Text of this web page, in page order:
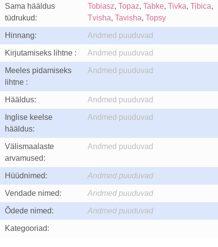
Sama hääldus
tüdrukud:
Tobiasz, Topaz, Tabke, Tivka, Tibica,
Tvisha, Tavisha, Topsy
Hinnang: Andmed puuduvad
Kirjutamiseks lihtne : Andmed puuduvad
Meeles pidamiseks
lihtne :
Andmed puuduvad
Hääldus: Andmed puuduvad
Inglise keelse
hääldus:
Andmed puuduvad
Välismaalaste
arvamused:
Andmed puuduvad
Hüüdnimed: Andmed puuduvad
Vendade nimed: Andmed puuduvad
Õdede nimed: Andmed puuduvad
Kategooriad: